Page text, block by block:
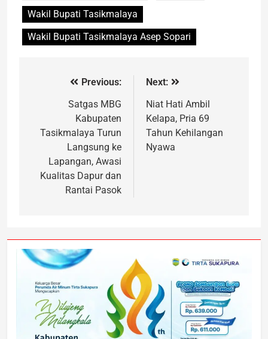
Wakil Bupati Tasikmalaya
Wakil Bupati Tasikmalaya Asep Sopari
Previous:
Satgas MBG
Kabupaten
Tasikmalaya Turun
Langsung ke
Lapangan, Awasi
Kualitas Dapur dan
Rantai Pasok
Next:
Niat Hati Ambil
Kelapa, Pria 69
Tahun Kehilangan
Nyawa